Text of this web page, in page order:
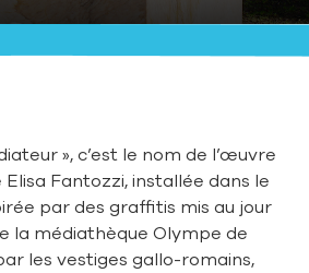
», c’est le nom de l’œuvre
Fantozzi, installée dans le
par des graffitis mis au jour
la médiathèque Olympe de
les vestiges gallo-romains,